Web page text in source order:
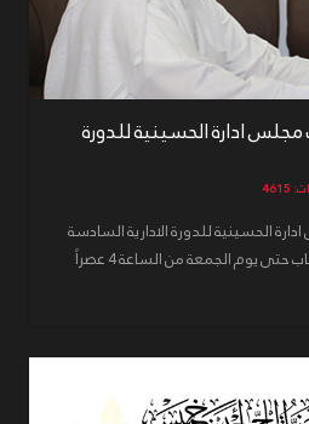
مجلس ادارة الحسينية للدورة
الحسينية للدورة الادارية السادسة
2018- 2022 م - يستمر باب الانتخاب حتى يوم الجمعة من الساعة 4 عصراً